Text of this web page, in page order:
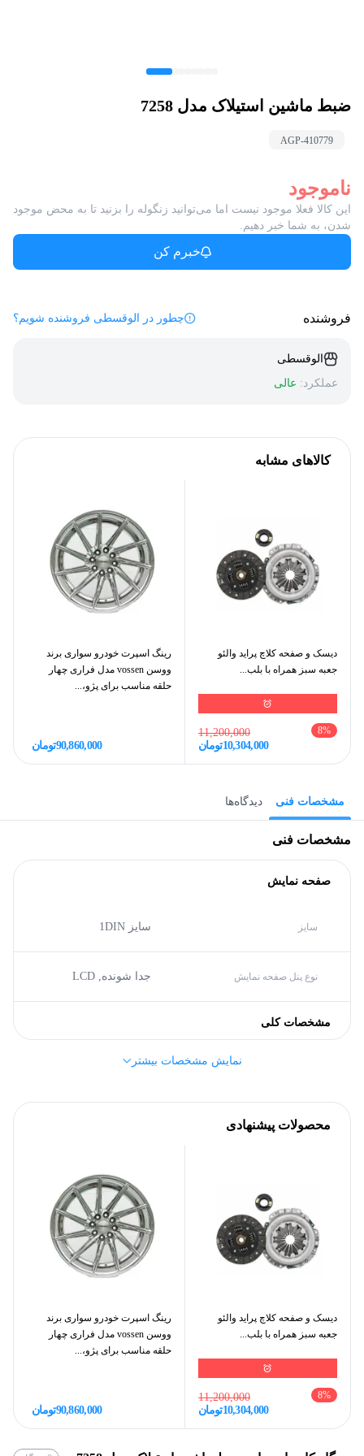
ضبط ماشین استیلاک مدل 7258
AGP-410779
ناموجود
این کالا فعلا موجود نیست اما می‌توانید زنگوله را بزنید تا به محض موجود
شدن، به شما خبر دهیم.
خبرم کن
فروشنده چطور در الوقسطی فروشنده شویم؟
الوقسطی
عملکرد: عالی
کالاهای مشابه
دیسک و صفحه کلاچ پراید والئو
جعبه سبز همراه با بلب...
8%
11,200,000
10,304,000تومان
رینگ اسپرت خودرو سواری برند
ووسن vossen مدل فراری چهار
حلقه مناسب برای پژو،...
90,860,000تومان
مشخصات فنی دیدگاه‌ها
مشخصات فنی
صفحه نمایش
سایز سایز 1DIN
نوع پنل صفحه نمایش جدا شونده, LCD
مشخصات کلی
استیلاک (Stelock)
اتصال آمپلی فایر
تعداد پورت USB 1 پورت
بدنه
نوع پنل صفحه نمایش جدا شونده,LCD
نمایش مشخصات بیشتر
محصولات پیشنهادی
دیسک و صفحه کلاچ پراید والئو
جعبه سبز همراه با بلب...
8%
11,200,000
10,304,000تومان
رینگ اسپرت خودرو سواری برند
ووسن vossen مدل فراری چهار
حلقه مناسب برای پژو،...
90,860,000تومان